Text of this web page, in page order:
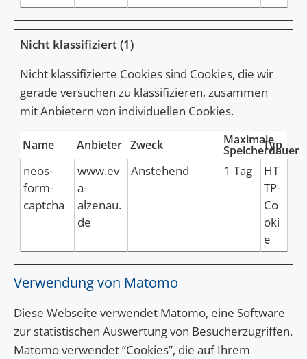
Nicht klassifiziert (1)
Nicht klassifizierte Cookies sind Cookies, die wir
gerade versuchen zu klassifizieren, zusammen
mit Anbietern von individuellen Cookies.
Name Anbieter Zweck Maximale
Speicherdauer
Typ
neos-
form-
captcha
www.ev
a-
alzenau.
de
Anstehend 1 Tag
HT
TP-
Co
oki
e
Verwendung von Matomo
Diese Webseite verwendet Matomo, eine Software
zur statistischen Auswertung von Besucherzugriffen.
Matomo verwendet “Cookies”, die auf Ihrem